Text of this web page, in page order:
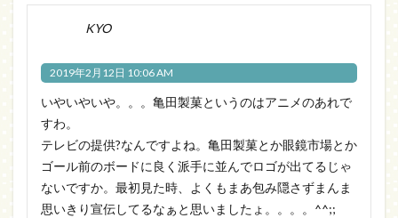
KYO
2019年2月12日 10:06 AM
いやいやいや。。。亀田製菓というのはアニメのあれで
すわ。
テレビの提供?なんですよね。亀田製菓とか眼鏡市場とか
ゴール前のボードに良く派手に並んでロゴが出てるじゃ
ないですか。最初見た時、よくもまあ包み隠さずまんま
思いきり宣伝してるなぁと思いましたょ。。。。^^;;